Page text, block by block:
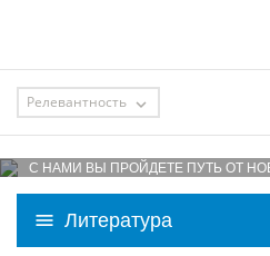
Литература
Релевантность 
ЯХТЕННАЯ ШКОЛА BB YACHTING
С НАМИ ВЫ ПРОЙДЕТЕ ПУТЬ ОТ
ПРАВА И ЛИЦЕНЗИИ